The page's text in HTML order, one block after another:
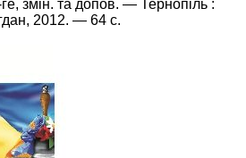
змін. та допов. — Тернопіль :
2012. — 64 с.